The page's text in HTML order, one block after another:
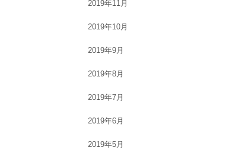
2019年11月
2019年10月
2019年9月
2019年8月
2019年7月
2019年6月
2019年5月